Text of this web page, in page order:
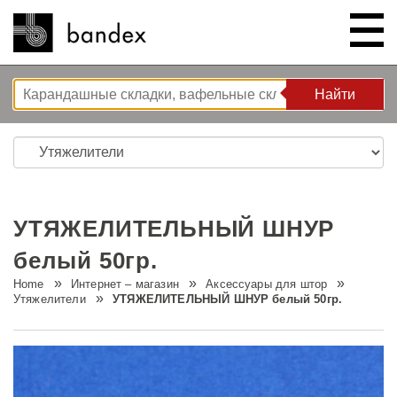
ИНТЕРНЕТ – МАГАЗИН
Решения для спальни
Новые разработки
O НАС
Компания
ИНСТРУКЦИИ/СОВЕТЫ И
Найти
Найти
УТЯЖЕЛИТЕЛЬНЫЙ ШНУР
белый 50гр.
Home Интернет – магазин
Аксессуары для штор
Утяжелители
УТЯЖЕЛИТЕЛЬНЫЙ ШНУР белый 50гр.